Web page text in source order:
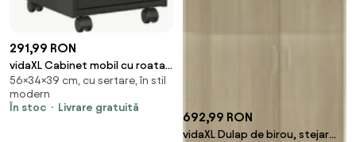
291,99 RON
vidaXL Cabinet mobil cu roata
Gri 34 x 39 x 56 cm Lemn masiv
de pin
56×34×39 cm, cu sertare, în stil
modern
În stoc
Livrare gratuită
692,99 RON
vidaXL Dulap de birou, stejar